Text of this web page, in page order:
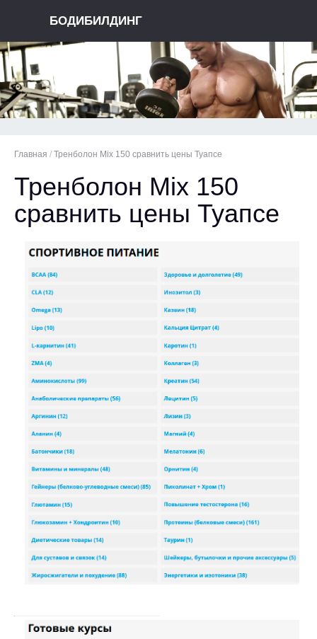
БОДИБИЛДИНГ
Главная / Тренболон Mix 150 сравнить цены Туапсе
Тренболон Mix 150
сравнить цены Туапсе